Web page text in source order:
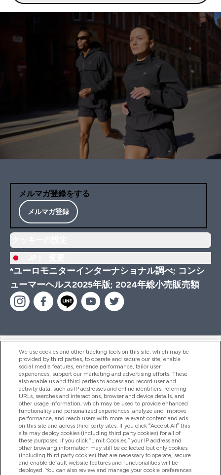
メルマガ登録をする
メルマガ登録
*ユーロモニターインターナショナル調べ; コンシ
ューマーヘルス2025年版; 2024年総小売販売額
ヘルプ＆ガイド
商品について
会社概要
特典＆ポイント
We use cookies and other tracking tools on this site, which may be
provided by third parties, to operate and secure our site, enable
social media features, enhance performance, tailor user
experiences, support our marketing and advertising efforts. These
also enable us and third parties to access and record user and
activity data, such as IP addresses and online identifiers, referring
URLs, searches and interactions, browser and device details, and
other usage information, which may be used to provide enhanced
functionality and personalized experiences, analyze and improve
performance, and reach users with more relevant content and ads
on this site and across third party sites. If you click “Accept All” this
site may deploy cookies (including third party cookies) for all of
these purposes. If you click “Limit Cookies,” your IP address and
other browsing information may still be collected but only cookies
(including third party cookies) that are necessary to operate, secure
and enable default website features and functionalities will be
deployed. You can also review and manage your cookie preferences